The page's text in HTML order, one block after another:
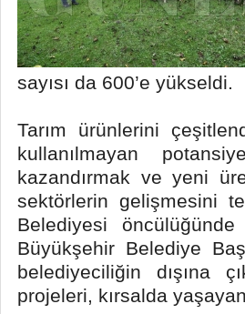
sayısı da 600’e yükseldi.
Tarım ürünlerini
kullanılmayan
kazandırmak ve yeni
sektörlerin gelişmesini
Belediyesi
Büyükşehir Belediye
belediyeciliğin dışına
projeleri, kırsalda